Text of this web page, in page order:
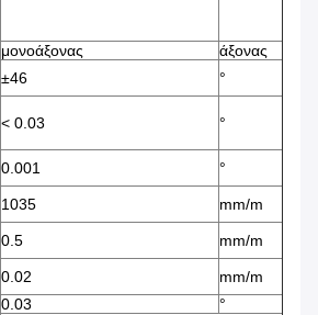
μονοάξονας
άξονας
±46
°
< 0.03 °
0.001
°
1035
mm/m
0.5
mm/m
0.02
mm/m
0.03 °